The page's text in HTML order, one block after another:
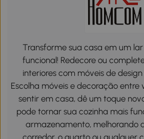
Transforme sua casa em um
funcional! Redecore ou
interiores com móveis de
Escolha móveis e decoração entre
sentir em casa, dê um toque
pode tornar sua cozinha mais
armazenamento, melhorando
corredor, o quarto ou qualquer